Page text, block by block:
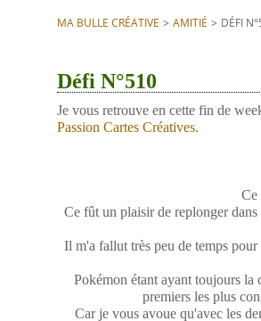
MA BULLE CRÉATIVE > AMITIÉ > DÉFI
Défi N°510
Je vous retrouve en cette fin de
Passion Cartes Créatives.
Ce
Ce fût un plaisir de replonger dans
Il m'a fallut très peu de temps
Pokémon étant ayant toujours la
premiers les plus
Car je vous avoue qu'avec les